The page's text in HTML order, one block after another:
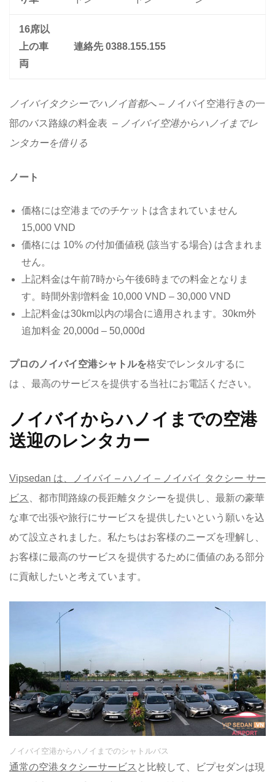
16席以
上の車
両
連絡先 0388.155.155
ノイバイタクシーでハノイ首都へ – ノイバイ空港行きの一
部のバス路線の料金表 – ノイバイ空港からハノイまでレ
ンタカーを借りる
ノート
価格には空港までのチケットは含まれていません
15,000 VND
価格には 10% の付加価値税 (該当する場合) は含まれま
せん。
上記料金は午前7時から午後6時までの料金となりま
す。時間外割増料金 10,000 VND – 30,000 VND
上記料金は30km以内の場合に適用されます。30km外
追加料金 20,000d – 50,000d
プロのノイバイ空港シャトルを格安でレンタルするに
は 、最高のサービスを提供する当社にお電話ください。
ノイバイからハノイまでの空港
送迎のレンタカー
Vipsedan は、ノイバイ – ハノイ – ノイバイ タクシー サー
ビス 、都市間路線の長距離タクシーを提供し、最新の豪華
な車で出張や旅行にサービスを提供したいという願いを込
めて設立されました。私たちはお客様のニーズを理解し、
お客様に最高のサービスを提供するために価値のある部分
に貢献したいと考えています。
ノイバイ空港からハノイまでのシャトルバス
通常の空港タクシーサービス と比較して、ビプセダンは現